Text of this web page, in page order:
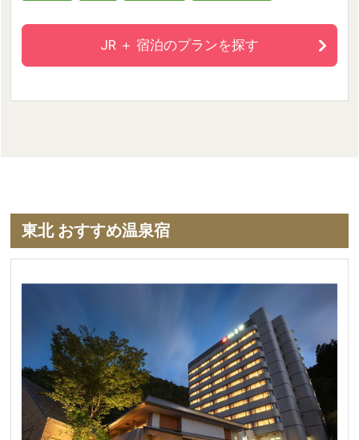
JR ＋ 宿泊のプランを探す
東北 おすすめ温泉宿